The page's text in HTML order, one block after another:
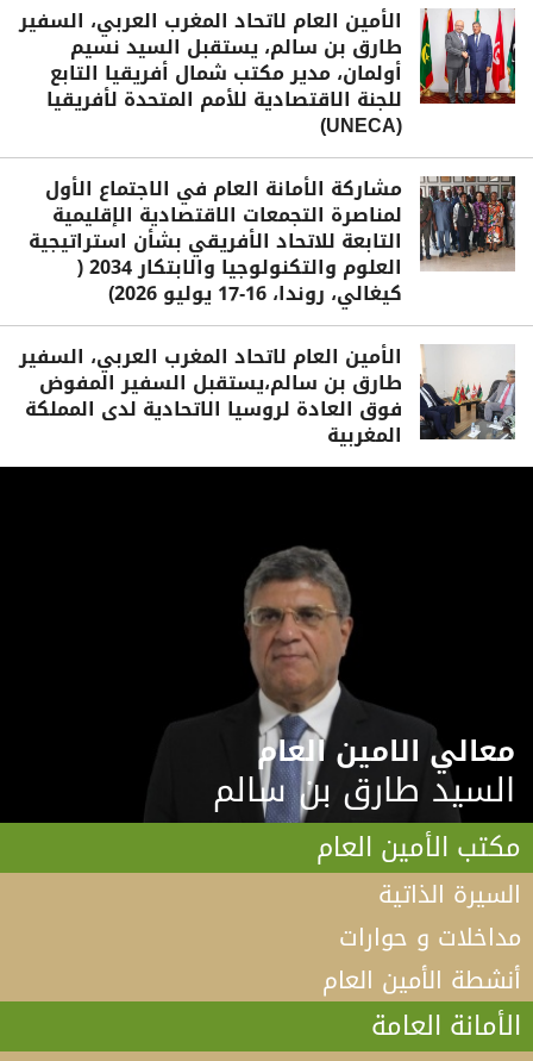
الأمين العام لاتحاد المغرب العربي، السفير
طارق بن سالم، يستقبل السيد نسيم
أولمان، مدير مكتب شمال أفريقيا التابع
للجنة الاقتصادية للأمم المتحدة لأفريقيا
(UNECA)
مشاركة الأمانة العام في الاجتماع الأول
لمناصرة التجمعات الاقتصادية الإقليمية
التابعة للاتحاد الأفريقي بشأن استراتيجية
العلوم والتكنولوجيا والابتكار 2034 (
كيغالي، روندا، 16-17 يوليو 2026)
الأمين العام لاتحاد المغرب العربي، السفير
طارق بن سالم،يستقبل السفير المفوض
فوق العادة لروسيا الاتحادية لدى المملكة
المغربية
معالي الامين العام
السيد طارق بن سالم
مكتب الأمين العام
السيرة الذاتية
مداخلات و حوارات
أنشطة الأمين العام
الأمانة العامة